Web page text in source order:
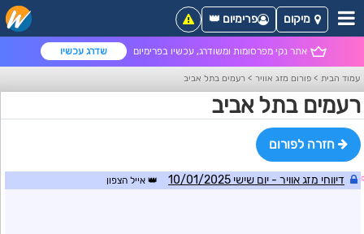
אתר נקי מפרסומות ומשודרג, עכשיו בפרימיום שדרג עכשיו
מיקום פרימיום 👑
עמוד הבית > פורום מזג אוויר > רעמים בתל אביב
רעמים בתל אביב
חזרה לפורום
דיווחי מזג אוויר - יום שישי 10/01/2025 אייל הצפון